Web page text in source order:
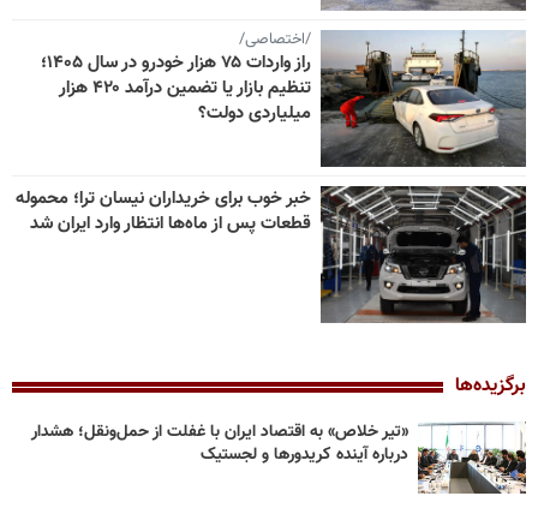
/اختصاصی/
راز واردات ۷۵ هزار خودرو در سال ۱۴۰۵؛
تنظیم بازار یا تضمین درآمد ۴۲۰ هزار
میلیاردی دولت؟
خبر خوب برای خریداران نیسان ترا؛ محموله
قطعات پس از ماه‌ها انتظار وارد ایران شد
برگزیده‌ها
«تیر خلاص» به اقتصاد ایران با غفلت از حمل‌ونقل؛ هشدار
درباره آینده کریدورها و لجستیک